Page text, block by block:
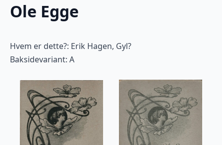
Ole Egge
Hvem er dette?: Erik Hagen, Gyl?
Baksidevariant: A